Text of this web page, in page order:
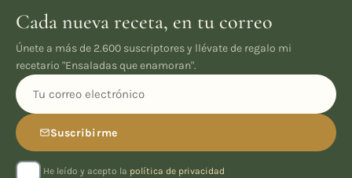
Cada nueva receta, en tu correo
Únete a más de 2.600 suscriptores y llévate de regalo mi
recetario "Ensaladas que enamoran".
Suscribirme
He leído y acepto la política de privacidad